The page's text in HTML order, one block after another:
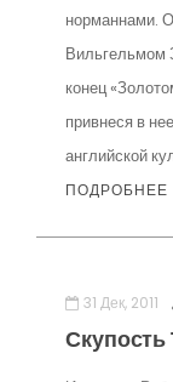
норманнами.
Вильгельмом
конец
привнеся в
английской
ПОДРОБНЕЕ
31 Дек, 2011
Скупость